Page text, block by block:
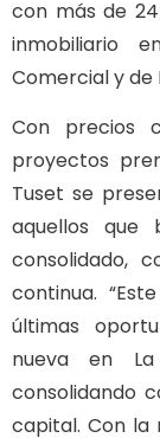
con más de
inmobiliario
Comercial y de
Con precios
proyectos
Tuset se
aquellos que
consolidado,
continua.
últimas
nueva en
consolidando
capital. Con la